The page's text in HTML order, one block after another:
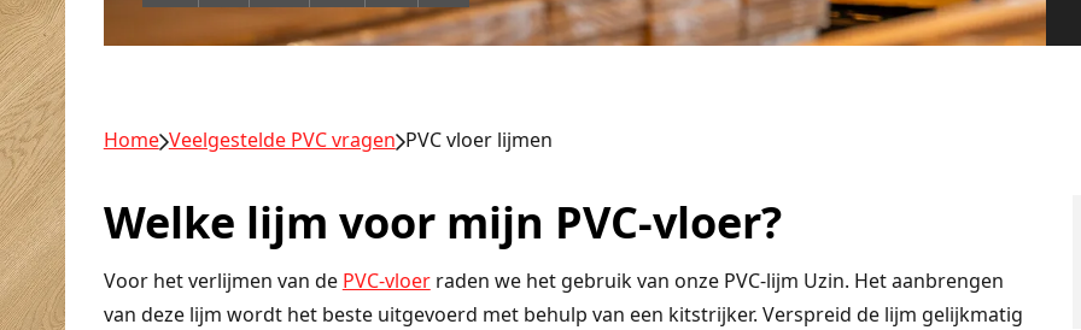
Home Veelgestelde PVC vragen PVC vloer lijmen
Welke lijm voor mijn PVC-vloer?
Voor het verlijmen van de PVC-vloerraden we het gebruik van onze PVC-lijm Uzin. Het aanbrengen
van deze lijm wordt het beste uitgevoerd met behulp van een kitstrijker. Verspreid de lijm gelijkmatig